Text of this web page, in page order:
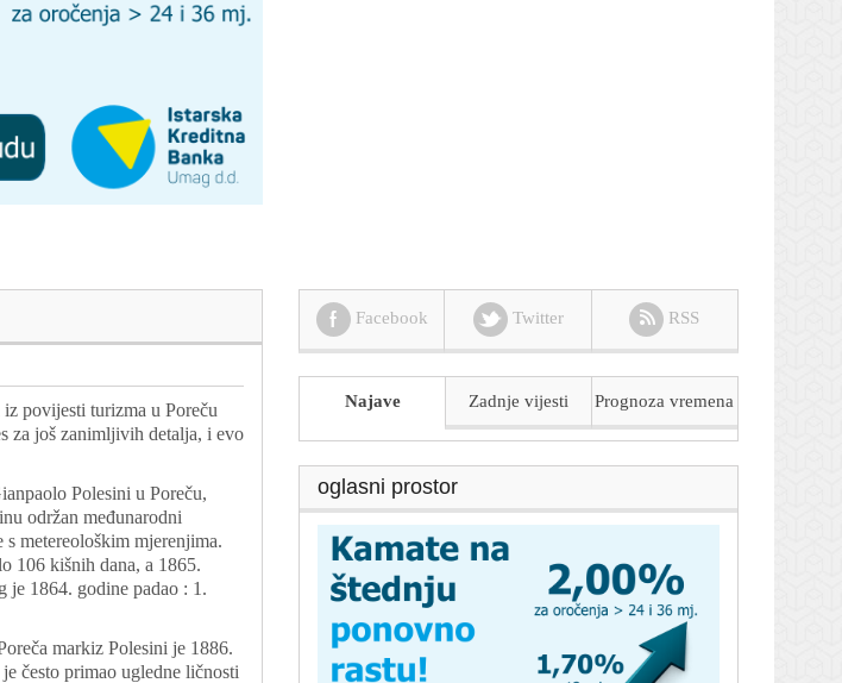
povijesti turizma u Poreču
za još zanimljivih detalja, i evo
Polesini u Poreču,
održan međunarodni
s metereološkim mjerenjima.
106 kišnih dana, a 1865.
je 1864. godine padao : 1.
markiz Polesini je 1886.
često primao ugledne ličnosti
Facebook Twitter RSS
Najave Zadnje vijesti Prognoza vremena
oglasni prostor